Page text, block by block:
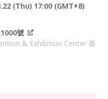
(Thu) 17:00 (GMT+8)
號
& Exhibition Center 臺